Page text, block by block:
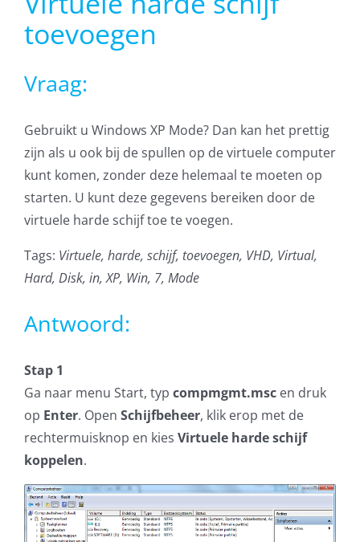
AVG
Microsoft software licenties
SLA overeenkomsten
Remote Help
toevoegen
Vraag:
Gebruikt u Windows XP Mode? Dan kan het prettig
zijn als u ook bij de spullen op de virtuele computer
kunt komen, zonder deze helemaal te moeten op
starten. U kunt deze gegevens bereiken door de
virtuele harde schijf toe te voegen.
Tags: Virtuele, harde, schijf, toevoegen, VHD, Virtual,
Hard, Disk, in, XP, Win, 7, Mode
Antwoord:
Stap 1
Ga naar menu Start, typ compmgmt.msc en druk
op Enter. Open Schijfbeheer, klik erop met de
rechtermuisknop en kies Virtuele harde schijf
koppelen.